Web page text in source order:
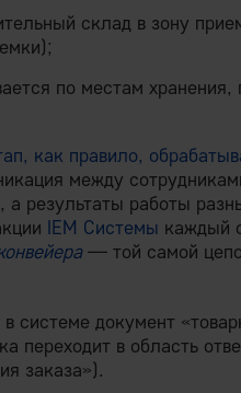
склад в зону
по местам
как правило,
между
результаты работы
IEM Системы каждый
— той самой
системе документ
переходит в область
заказа»).